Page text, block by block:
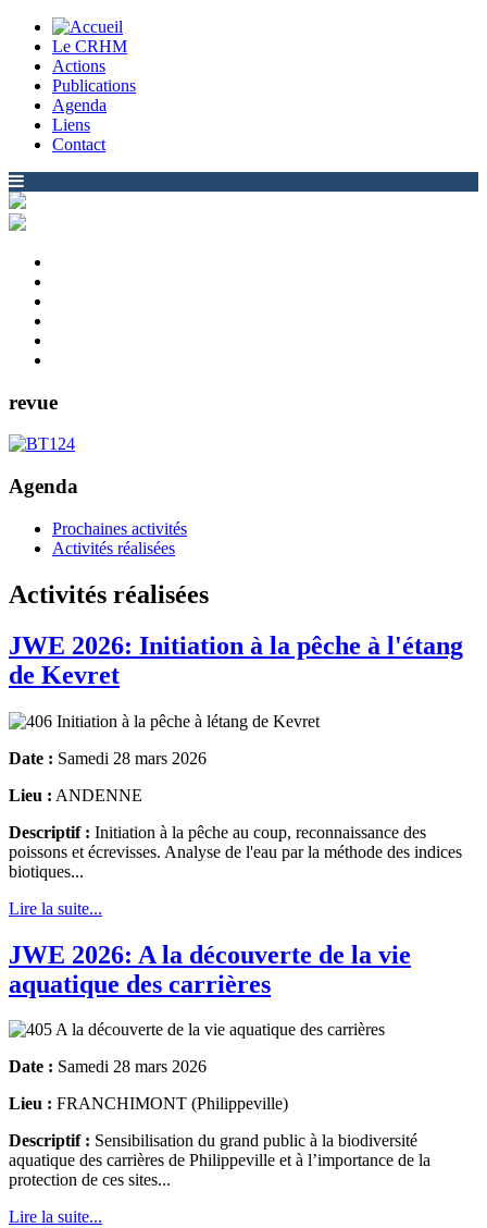
Le CRHM
Actions
Publications
Agenda
Liens
Contact
revue
Agenda
Prochaines activités
Activités réalisées
Activités réalisées
JWE 2026: Initiation à la pêche à l'étang
de Kevret
Date : Samedi 28 mars 2026
Lieu : ANDENNE
Descriptif : Initiation à la pêche au coup, reconnaissance des
poissons et écrevisses. Analyse de l'eau par la méthode des indices
biotiques...
Lire la suite...
JWE 2026: A la découverte de la vie
aquatique des carrières
Date : Samedi 28 mars 2026
Lieu : FRANCHIMONT (Philippeville)
Descriptif : Sensibilisation du grand public à la biodiversité
aquatique des carrières de Philippeville et à l’importance de la
protection de ces sites...
Lire la suite...